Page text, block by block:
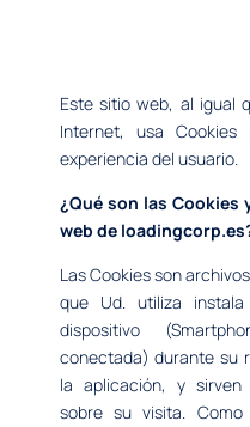
Este sitio web, al igual
Internet, usa
experiencia del usuario.
¿Qué son las
web de
Las Cookies son
que Ud. utiliza
dispositivo
conectada) durante su
la aplicación, y sirven
sobre su visita.